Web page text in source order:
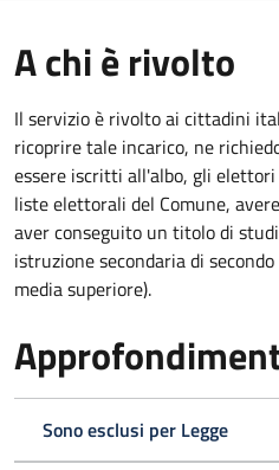
A chi è rivolto
Il servizio è rivolto ai cittadini
ricoprire tale incarico, ne
essere iscritti all'albo, gli
liste elettorali del Comune,
aver conseguito un titolo di
istruzione secondaria di
media superiore).
Sono esclusi per Legge